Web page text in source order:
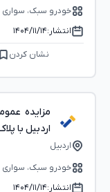
خودرو سبک، سواری
انتشار:۱۴۰۴/۱۱/۱۴
نشان کردن
مزایده
اردبیل با پلاک 91-656
اردبیل
خودرو سبک، سواری
انتشار:۱۴۰۴/۱۱/۱۴